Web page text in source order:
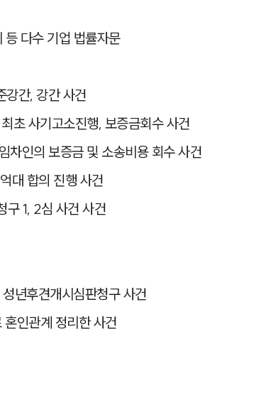
다수 기업 법률자문
강간, 강간 사건
초 사기고소진행, 보증금회수 사건
차인의 보증금 및 소송비용 회수 사건
대 합의 진행 사건
구 1, 2심 사건 사건
년후견개시심판청구 사건
인관계 정리한 사건